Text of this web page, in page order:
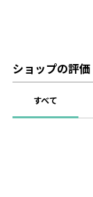
ショップの評価
すべて